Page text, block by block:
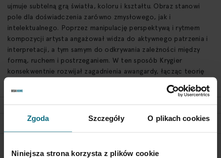
Zgoda Szczegóły O plikach cookies
Niniejsza strona korzysta z plików cookie
ujmuje subtelną grą światła, koloru i kształtu. Obraz stanowi
pole dla doświadczenia zarówno zmysłowego, jak i
intelektualnego. Poprzez manipulację perspektywą i rytmem
kompozycji artysta angażował widza do aktywnego patrzenia i
interpretacji, a tym samym do odkrywania zależności między
formą, ruchem i postrzeganiem. W ten sposób Krygier
konsekwentnie rozwijał zagadnienia awangardy, łącząc teorię
POLITYKA ZWROTÓW